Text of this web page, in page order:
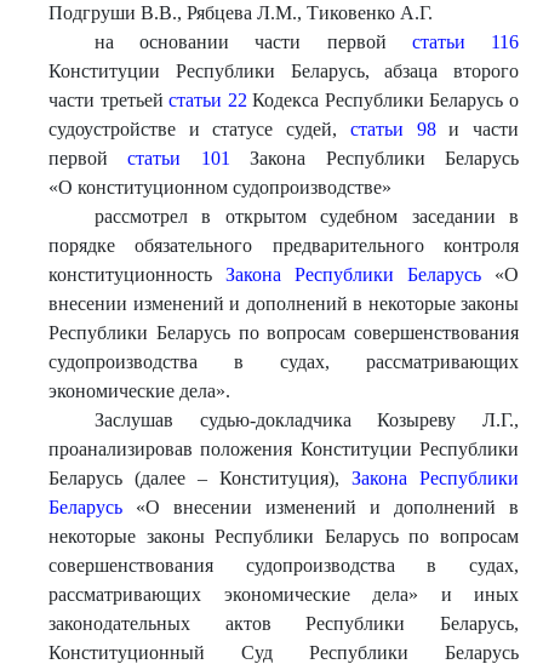
Подгруши В.В., Рябцева Л.М., Тиковенко А.Г.
на основании части первой статьи 116
Конституции Республики Беларусь, абзаца второго
части третьейстатьи 22 Кодекса Республики Беларусь о
судоустройстве и статусе судей, статьи 98и части
первойстатьи 101
Закона Республики Беларусь
«О конституционном судопроизводстве»
рассмотрел в открытом судебном заседании в
порядке обязательного предварительного контроля
конституционность Закона Республики Беларусь «О
внесении изменений и дополнений в некоторые законы
Республики Беларусь по вопросам совершенствования
судопроизводства в судах, рассматривающих
экономические дела».
Заслушав судью-докладчика Козыреву Л.Г.,
проанализировав положения Конституции Республики
Беларусь (далее – Конституция), Закона Республики
Беларусь «О внесении изменений и дополнений в
некоторые законы Республики Беларусь по вопросам
совершенствования судопроизводства в судах,
рассматривающих экономические дела» и иных
законодательных актов Республики Беларусь,
Конституционный Суд Республики Беларусь